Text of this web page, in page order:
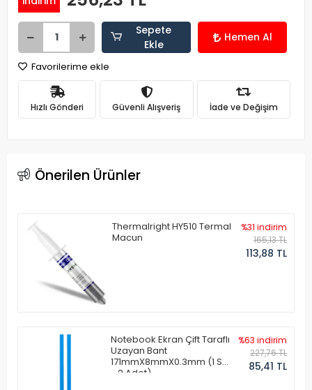
Sepete
Ekle
Hemen Al
Favorilerime ekle
Hızlı Gönderi Güvenli Alışveriş İade ve Değişim
Önerilen Ürünler
Thermalright HY510 Termal
Macun
%31 indirim
165,13 TL
113,88 TL
Notebook Ekran Çift Taraflı
Uzayan Bant
171mmX8mmX0.3mm (1 Set
- 2 Adet)
%63 indirim
227,76 TL
85,41 TL